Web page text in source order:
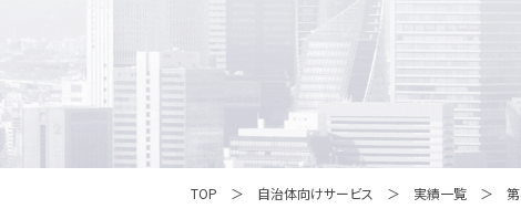
TOP 自治体向けサービス 実績一覧